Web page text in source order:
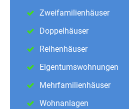
Zweifamilienhäuser
Doppelhäuser
Reihenhäuser
Eigentumswohnungen
Mehrfamilienhäuser
Wohnanlagen